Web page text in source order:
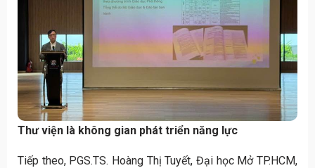
Thư viện là không gian phát triển năng lực
Tiếp theo, PGS.TS. Hoàng Thị Tuyết, Đại học Mở TP.HCM,